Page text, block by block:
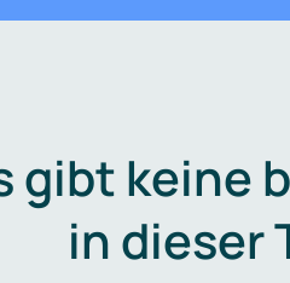
gibt keine
in dieser